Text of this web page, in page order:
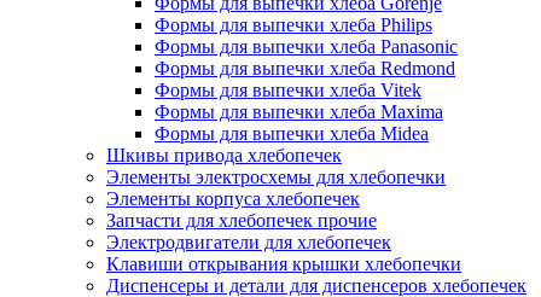
Формы для выпечки хлеба Philips
Формы для выпечки хлеба Panasonic
Формы для выпечки хлеба Redmond
Формы для выпечки хлеба Vitek
Формы для выпечки хлеба Maxima
Формы для выпечки хлеба Midea
Шкивы привода хлебопечек
Элементы электросхемы для хлебопечки
Элементы корпуса хлебопечек
Запчасти для хлебопечек прочие
Электродвигатели для хлебопечек
Клавиши открывания крышки хлебопечки
Диспенсеры и детали для диспенсеров хлебопечек